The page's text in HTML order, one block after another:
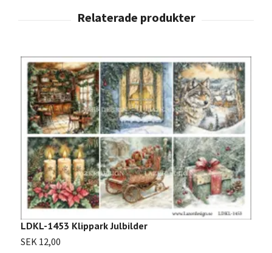
LDKL-1453 Klippark Julbilder
SEK 12,00